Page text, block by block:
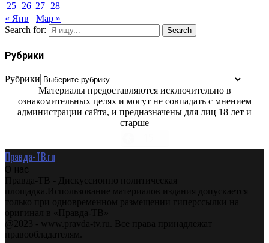
25 26 27 28
« Янв
Мар »
Search for:
Search
Рубрики
Рубрики
Материалы предоставляются исключительно в
ознакомительных целях и могут не совпадать с мнением
администрации сайта, и предназначены для лиц 18 лет и
старше
Правда-ТВ.ru
О нас
Правда-ТВ - Дискуссионно политическая
площадка.Использование материалов издания допускается
только при одновременном размещении гиперссылки на
оригинал в «Правда-ТВ»
@2023 - www.pravda-tv.ru. Все права принадлежат
правообладателям.